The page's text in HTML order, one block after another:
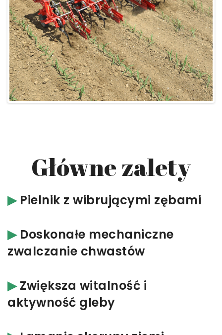
Główne zalety
▶︎Pielnik z wibrującymi zębami
▶︎Doskonałe mechaniczne
zwalczanie chwastów
▶︎Zwiększa witalność i
aktywność gleby